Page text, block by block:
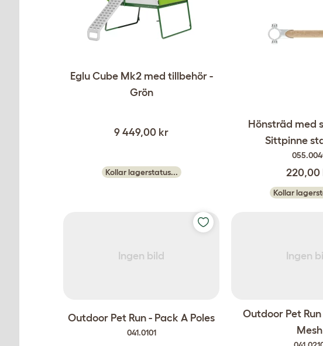
Eglu Cube Mk2 med tillbehör -
Grön
9 449,00 kr
Kollar lagerstatus...
Hönsträd med
Sittpinne
220,00
Kollar
Ingen bild
Outdoor Pet Run - Pack A Poles
041.0101
Ingen
Outdoor Pet
Mesh